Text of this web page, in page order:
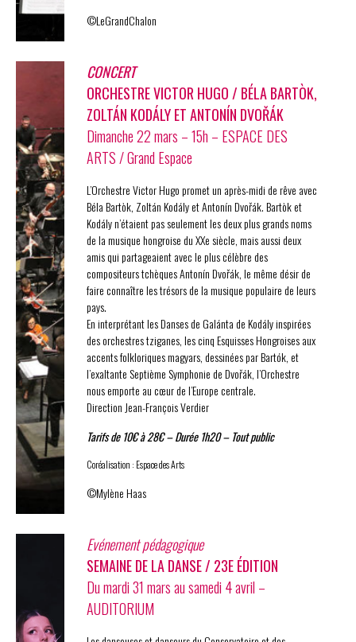
©LeGrandChalon
CONCERT
ORCHESTRE VICTOR HUGO / BÉLA BARTÒK,
ZOLTÁN KODÁLY ET ANTONÍN DVOŘÁK
Dimanche 22 mars – 15h – ESPACE DES
ARTS / Grand Espace
L’Orchestre Victor Hugo promet un après-midi de rêve avec
Béla Bartòk, Zoltán Kodály et Antonín Dvořák. Bartòk et
Kodály n’étaient pas seulement les deux plus grands noms
de la musique hongroise du XXe siècle, mais aussi deux
amis qui partageaient avec le plus célèbre des
compositeurs tchèques Antonín Dvořák, le même désir de
faire connaître les trésors de la musique populaire de leurs
pays.
En interprétant les Danses de Galánta de Kodály inspirées
des orchestres tziganes, les cinq Esquisses Hongroises aux
accents folkloriques magyars, dessinées par Bartók, et
l’exaltante Septième Symphonie de Dvořák, l’Orchestre
nous emporte au cœur de l’Europe centrale.
Direction Jean-François Verdier
Tarifs de 10€ à 28€ – Durée 1h20 – Tout public
Coréalisation : Espace des Arts
©Mylène Haas
Evénement pédagogique
SEMAINE DE LA DANSE / 23E ÉDITION
Du mardi 31 mars au samedi 4 avril –
AUDITORIUM